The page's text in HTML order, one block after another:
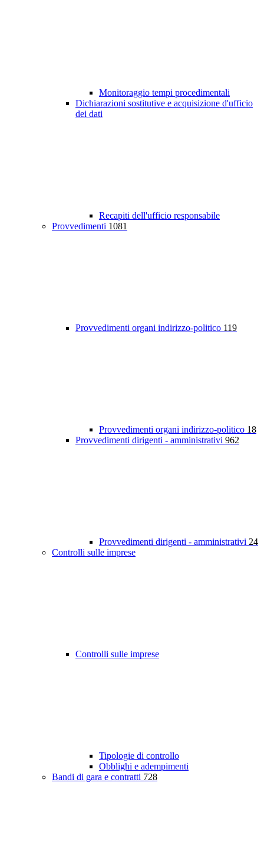
Monitoraggio tempi procedimentali
Dichiarazioni sostitutive e acquisizione d'ufficio
dei dati
Recapiti dell'ufficio responsabile
Provvedimenti 1081
Provvedimenti organi indirizzo-politico 119
Provvedimenti organi indirizzo-politico 18
Provvedimenti dirigenti - amministrativi 962
Provvedimenti dirigenti - amministrativi 24
Controlli sulle imprese
Controlli sulle imprese
Tipologie di controllo
Obblighi e adempimenti
Bandi di gara e contratti 728